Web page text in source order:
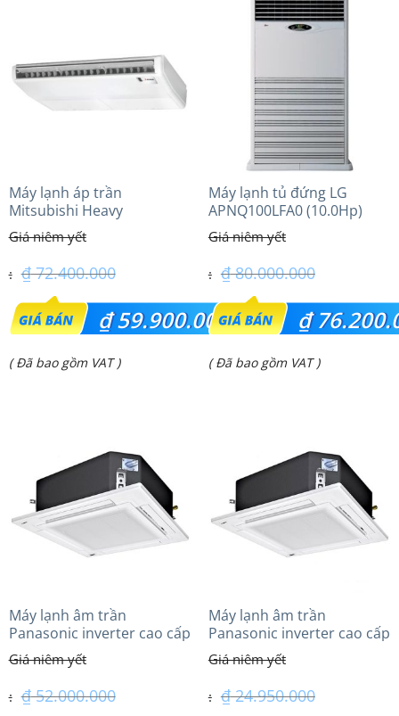
Máy lạnh áp trần
Mitsubishi Heavy
FDE140VG (6.0Hp) Cao cấp
– 3 Pha
₫72.400.000
Giá
gốc
là:
₫59.900.000
Giá
₫ 59.900.000.
( Đã bao gồm VAT )
Máy lạnh tủ đứng LG
APNQ100LFA0 (10.0Hp)
₫80.000.000
Giá
gốc
là:
₫
Giá
₫ 76.200.000.
( Đã bao gồm VAT )
Máy lạnh âm trần
Panasonic inverter cao cấp
(5.0Hp) S-3448PU3HA/U-
43PRH1H8 – 3 Pha
₫52.000.000
Máy lạnh âm trần
Panasonic inverter cao cấp
(2.0 Hp) S-1821PU3HA/U-
18PRH1H5
₫24.950.000